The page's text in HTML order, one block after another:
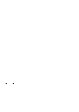
・